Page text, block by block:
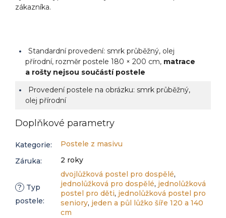
zákazníka.
Standardní provedení: smrk průběžný, olej
přírodní, rozměr postele 180 × 200 cm, matrace
a rošty nejsou součástí postele
Provedení postele na obrázku: smrk průběžný,
olej přírodní
Doplňkové parametry
Kategorie:
Postele z masivu
Záruka: 2 roky
?
Typ
postele:
dvojlůžková postel pro dospělé,
jednolůžková pro dospělé, jednolůžková
postel pro děti, jednolůžková postel pro
seniory, jeden a půl lůžko šíře 120 a 140
cm